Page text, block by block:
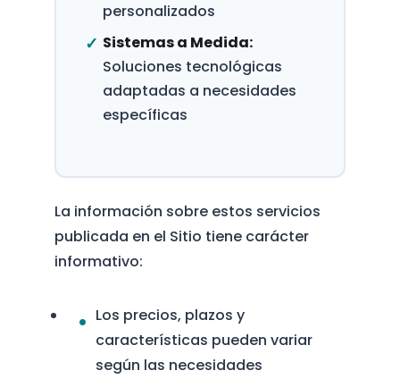
personalizados
Sistemas a Medida:
Soluciones tecnológicas
adaptadas a necesidades
específicas
La información sobre estos servicios
publicada en el Sitio tiene carácter
informativo:
Los precios, plazos y
características pueden variar
según las necesidades